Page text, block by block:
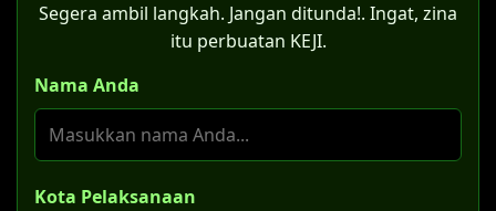
Segera ambil langkah. Jangan ditunda!. Ingat, zina
itu perbuatan KEJI.
Nama Anda
Kota Pelaksanaan